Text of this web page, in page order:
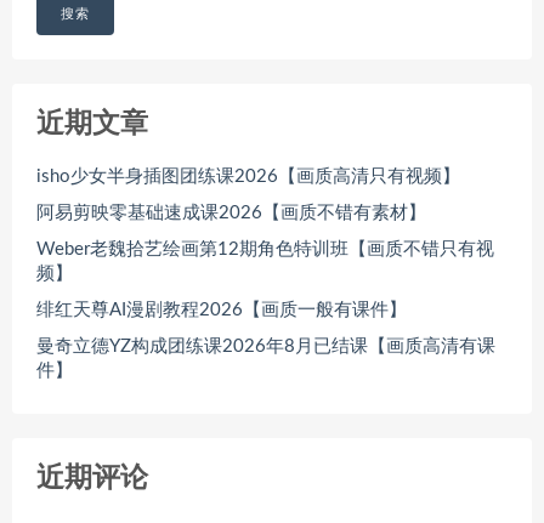
搜索
近期文章
isho少女半身插图团练课2026【画质高清只有视频】
阿易剪映零基础速成课2026【画质不错有素材】
Weber老魏拾艺绘画第12期角色特训班【画质不错只有视
频】
绯红天尊AI漫剧教程2026【画质一般有课件】
曼奇立德YZ构成团练课2026年8月已结课【画质高清有课
件】
近期评论